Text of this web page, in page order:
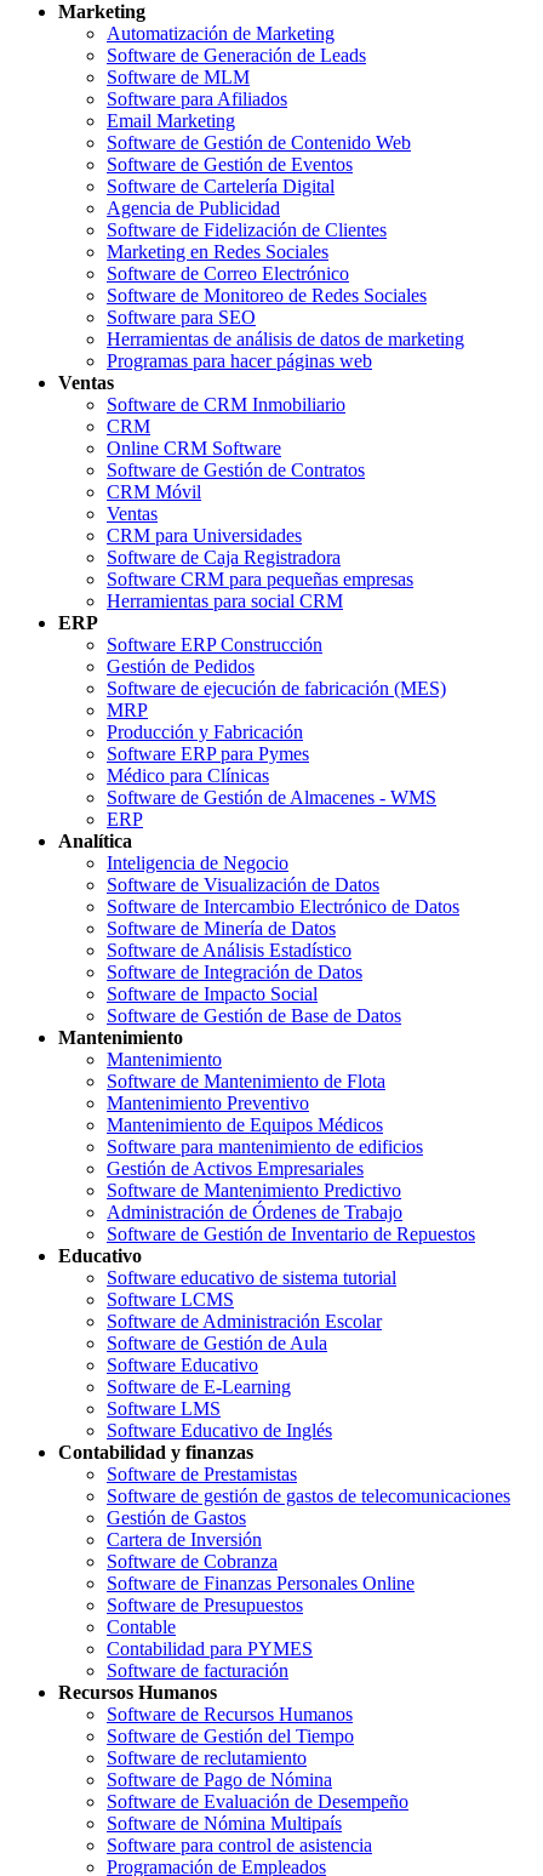
Marketing
Automatización de Marketing
Software de Generación de Leads
Software de MLM
Software para Afiliados
Email Marketing
Software de Gestión de Contenido Web
Software de Gestión de Eventos
Software de Cartelería Digital
Agencia de Publicidad
Software de Fidelización de Clientes
Marketing en Redes Sociales
Software de Correo Electrónico
Software de Monitoreo de Redes Sociales
Software para SEO
Herramientas de análisis de datos de marketing
Programas para hacer páginas web
Ventas
Software de CRM Inmobiliario
CRM
Online CRM Software
Software de Gestión de Contratos
CRM Móvil
Ventas
CRM para Universidades
Software de Caja Registradora
Software CRM para pequeñas empresas
Herramientas para social CRM
ERP
Software ERP Construcción
Gestión de Pedidos
Software de ejecución de fabricación (MES)
MRP
Producción y Fabricación
Software ERP para Pymes
Médico para Clínicas
Software de Gestión de Almacenes - WMS
ERP
Analítica
Inteligencia de Negocio
Software de Visualización de Datos
Software de Intercambio Electrónico de Datos
Software de Minería de Datos
Software de Análisis Estadístico
Software de Integración de Datos
Software de Impacto Social
Software de Gestión de Base de Datos
Mantenimiento
Mantenimiento
Software de Mantenimiento de Flota
Mantenimiento Preventivo
Mantenimiento de Equipos Médicos
Software para mantenimiento de edificios
Gestión de Activos Empresariales
Software de Mantenimiento Predictivo
Administración de Órdenes de Trabajo
Software de Gestión de Inventario de Repuestos
Educativo
Software educativo de sistema tutorial
Software LCMS
Software de Administración Escolar
Software de Gestión de Aula
Software Educativo
Software de E-Learning
Software LMS
Software Educativo de Inglés
Contabilidad y finanzas
Software de Prestamistas
Software de gestión de gastos de telecomunicaciones
Gestión de Gastos
Cartera de Inversión
Software de Cobranza
Software de Finanzas Personales Online
Software de Presupuestos
Contable
Contabilidad para PYMES
Software de facturación
Recursos Humanos
Software de Recursos Humanos
Software de Gestión del Tiempo
Software de reclutamiento
Software de Pago de Nómina
Software de Evaluación de Desempeño
Software de Nómina Multipaís
Software para control de asistencia
Programación de Empleados